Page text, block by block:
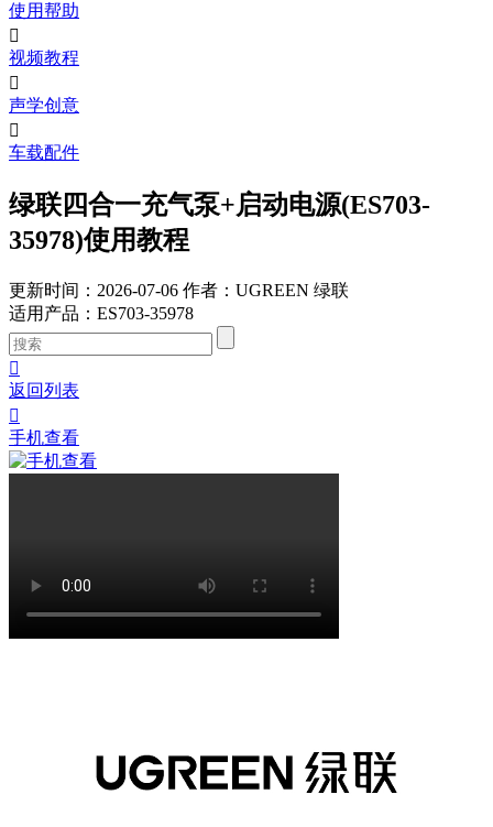
使用帮助

视频教程

声学创意

车载配件
绿联四合一充气泵+启动电源(ES703-
35978)使用教程
更新时间：2026-07-06 作者：UGREEN 绿联
适用产品 ： ES703-35978

返回列表

手机查看